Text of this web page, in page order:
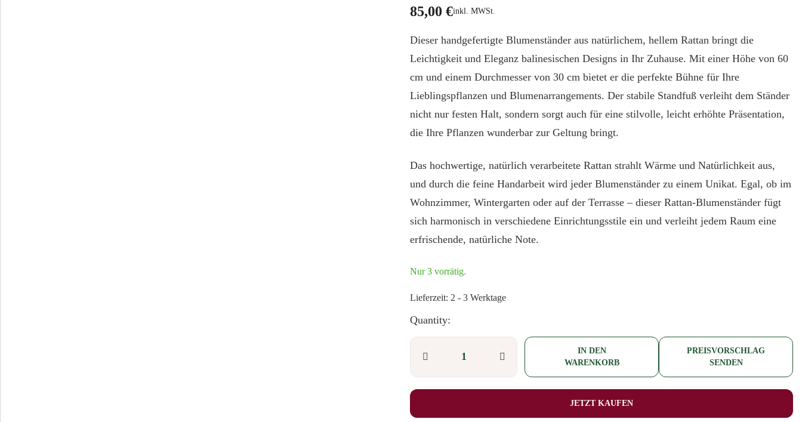
85,00 €inkl. MWSt.
Dieser handgefertigte Blumenständer aus natürlichem, hellem Rattan bringt die
Leichtigkeit und Eleganz balinesischen Designs in Ihr Zuhause. Mit einer Höhe von 60
cm und einem Durchmesser von 30 cm bietet er die perfekte Bühne für Ihre
Lieblingspflanzen und Blumenarrangements. Der stabile Standfuß verleiht dem Ständer
nicht nur festen Halt, sondern sorgt auch für eine stilvolle, leicht erhöhte Präsentation,
die Ihre Pflanzen wunderbar zur Geltung bringt.
Das hochwertige, natürlich verarbeitete Rattan strahlt Wärme und Natürlichkeit aus,
und durch die feine Handarbeit wird jeder Blumenständer zu einem Unikat. Egal, ob im
Wohnzimmer, Wintergarten oder auf der Terrasse – dieser Rattan-Blumenständer fügt
sich harmonisch in verschiedene Einrichtungsstile ein und verleiht jedem Raum eine
erfrischende, natürliche Note.
Nur 3 vorrätig.
Lieferzeit: 2 - 3 Werktage
Quantity:
IN DEN
WARENKORB
PREISVORSCHLAG
SENDEN
JETZT KAUFEN
Kerzenzauber & Fackeln
TEXTILIEN
Tagesdecken
Taschen
FUNDGRUBE
Spar-Angebote
HIER SPAREN!